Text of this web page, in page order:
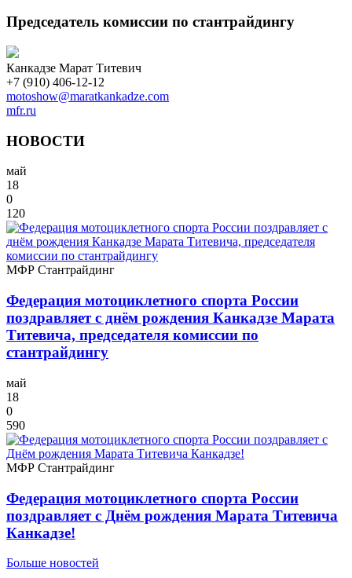
Председатель комиссии по стантрайдингу
Канкадзе Марат Титевич
+7 (910) 406-12-12
motoshow@maratkankadze.com
mfr.ru
НОВОСТИ
май
18
0
120
МФР Стантрайдинг
Федерация мотоциклетного спорта России
поздравляет с днём рождения Канкадзе Марата
Титевича, председателя комиссии по
стантрайдингу
май
18
0
590
МФР Стантрайдинг
Федерация мотоциклетного спорта России
поздравляет с Днём рождения Марата Титевича
Канкадзе!
Больше новостей